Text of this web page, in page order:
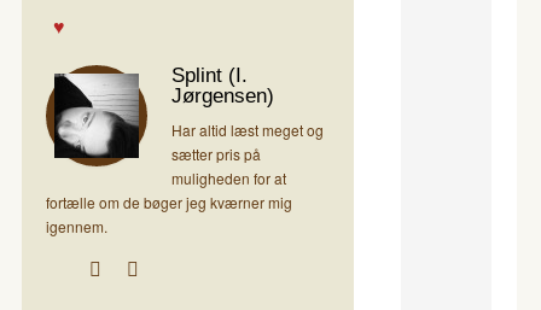
Splint (I.
Jørgensen)
Har altid læst meget og
sætter pris på
muligheden for at
fortælle om de bøger jeg kværner mig
igennem.